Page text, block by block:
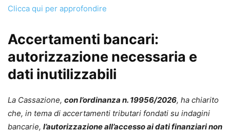
Clicca qui per approfondire
Accertamenti bancari:
autorizzazione necessaria e
dati inutilizzabili
La Cassazione, con l’ordinanza n. 19956/2026, ha chiarito
che, in tema di accertamenti tributari fondati su indagini
bancarie, l’autorizzazione all’accesso ai dati finanziari non